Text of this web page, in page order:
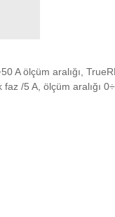
A ölçüm aralığı,
/5 A, ölçüm aralığı